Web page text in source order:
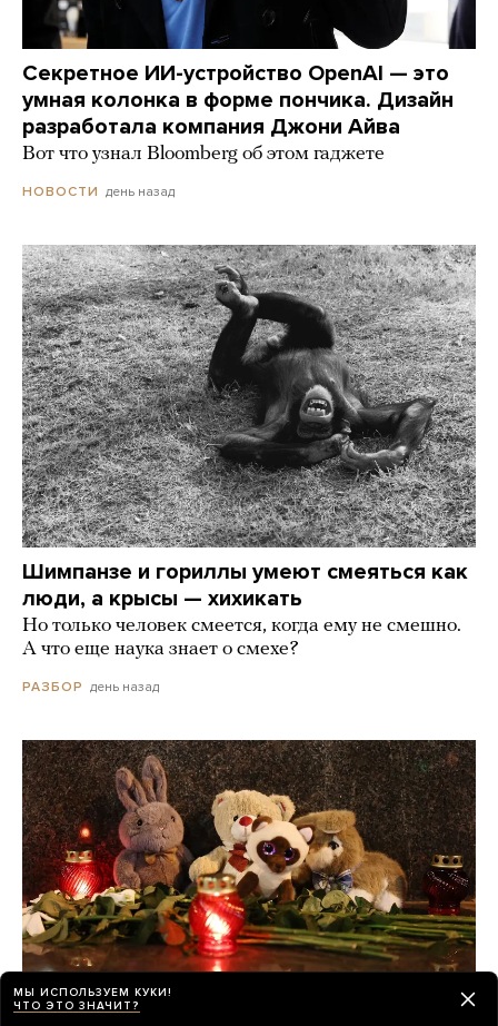
Секретное ИИ-устройство OpenAI — это
умная колонка в форме пончика. Дизайн
разработала компания Джони Айва
Вот что узнал Bloomberg об этом гаджете
НОВОСТИ день назад
Шимпанзе и гориллы умеют смеяться как
люди, а крысы — хихикать
Но только человек смеется, когда ему не смешно.
А что еще наука знает о смехе?
РАЗБОР день назад
МЫ ИСПОЛЬЗУЕМ КУКИ!
ЧТО ЭТО ЗНАЧИТ?